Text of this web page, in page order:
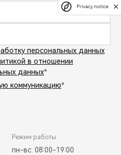
персональных данных
в отношении
данных*
коммуникацию*
Режим работы:
пн-вс: 08:00-19:00
Privacy notice